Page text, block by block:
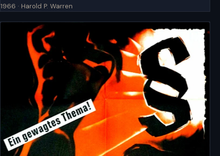
1966 · Harold P. Warren